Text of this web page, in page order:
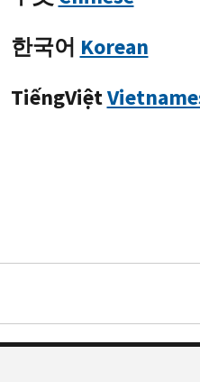
한국어 Korean
TiếngViệt